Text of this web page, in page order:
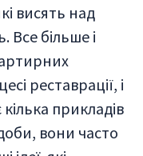
висять над
Все більше і
реставрації, і
прикладів
вони часто